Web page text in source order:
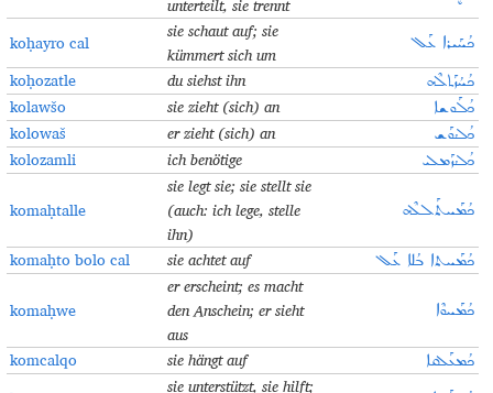
unterteilt, sie trennt
koḥayro cal
sie schaut auf; sie
kümmert sich um
ܟܳܚܰܝܪܐ ܥܰܠ
koḥozatle du siehst ihn ܟܳܚܳܙܰܬܠܶܗ
kolawšo sie zieht (sich) an ܟܳܠܰܘܫܐ
kolowaš er zieht (sich) an ܟܳܠܳܘܰܫ
kolozamli ich benötige ܟܳܠܳܙܰܡܠܝ
komaḥtalle
sie legt sie; sie stellt sie
(auch: ich lege, stelle
ihn)
ܟܳܡܰܚܬܰܠܠܶܗ
komaḥto bolo cal sie achtet auf ܟܳܡܰܚܬܐ ܒܳܠܐ ܥܰܠ
komaḥwe
er erscheint; es macht
den Anschein; er sieht
aus
ܟܳܡܰܚܘܶܐ
komcalqo sie hängt auf ܟܳܡܥܰܠܩܐ
sie unterstützt, sie hilft;